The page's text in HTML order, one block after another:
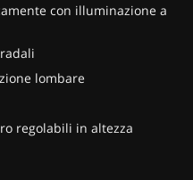
con illuminazione a
lombare
regolabili in altezza